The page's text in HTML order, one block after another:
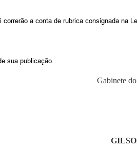
a conta de rubrica consignada na
sua publicação.
Gabinete